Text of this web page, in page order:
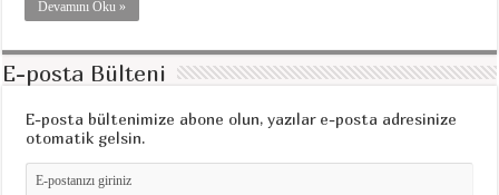
Devamını Oku »
E-posta Bülteni
E-posta bültenimize abone olun, yazılar e-posta adresinize
otomatik gelsin.